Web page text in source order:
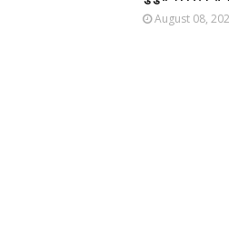
August 08,